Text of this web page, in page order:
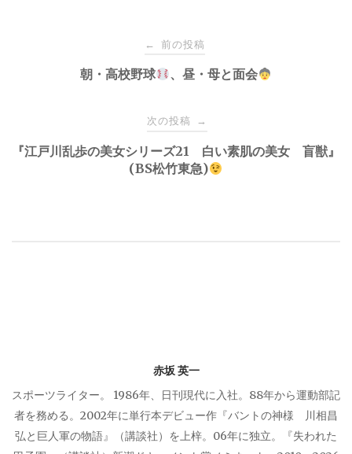
ビ
← 前の投稿
朝・高校野球 、昼・母と面会
次の投稿 →
『江戸川乱歩の美女シリーズ21 白い素肌の美女 盲獣』
(BS松竹東急)
赤坂 英一
スポーツライター。 1986年、日刊現代に入社。88年から運動部記
者を務める。2002年に単行本デビュー作『バントの神様 川相昌
弘と巨人軍の物語』（講談社）を上梓。06年に独立。『失われた